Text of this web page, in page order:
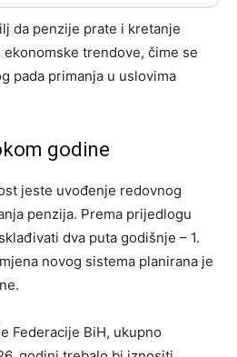
da penzije prate i kretanje
trendove, čime se
pada primanja u uslovima
godine
jeste uvođenje redovnog
penzija. Prema prijedlogu
dva puta godišnje – 1.
novog sistema planirana je
Federacije BiH, ukupno